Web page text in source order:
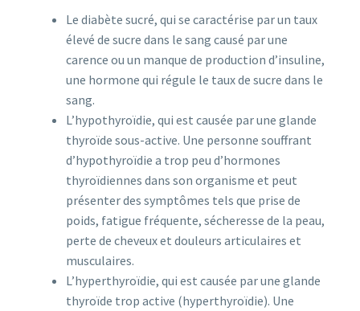
Le diabète sucré, qui se caractérise par un taux
élevé de sucre dans le sang causé par une
carence ou un manque de production d’insuline,
une hormone qui régule le taux de sucre dans le
sang.
L’hypothyroïdie, qui est causée par une glande
thyroïde sous-active. Une personne souffrant
d’hypothyroïdie a trop peu d’hormones
thyroïdiennes dans son organisme et peut
présenter des symptômes tels que prise de
poids, fatigue fréquente, sécheresse de la peau,
perte de cheveux et douleurs articulaires et
musculaires.
L’hyperthyroïdie, qui est causée par une glande
thyroïde trop active (hyperthyroïdie). Une